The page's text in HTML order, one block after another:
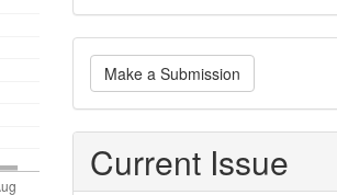
Make
a
Submission
Make a Submission
Current Issue